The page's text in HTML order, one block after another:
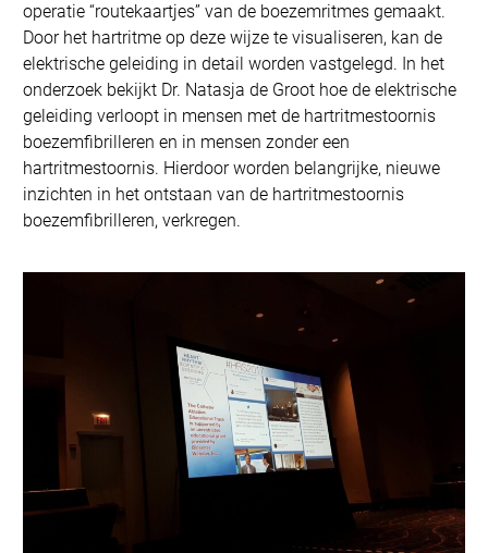
operatie “routekaartjes” van de boezemritmes gemaakt.
Door het hartritme op deze wijze te visualiseren, kan de
elektrische geleiding in detail worden vastgelegd. In het
onderzoek bekijkt Dr. Natasja de Groot hoe de elektrische
geleiding verloopt in mensen met de hartritmestoornis
boezemfibrilleren en in mensen zonder een
hartritmestoornis. Hierdoor worden belangrijke, nieuwe
inzichten in het ontstaan van de hartritmestoornis
boezemfibrilleren, verkregen.